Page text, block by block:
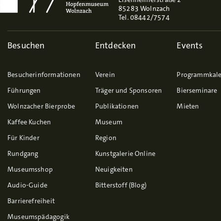
85283 Wolnzach
Tel. 08442/7574
Besuchen
Besucherinformationen
Führungen
Wolnzacher Bierprobe
Kaffee Kuchen
Für Kinder
Rundgang
Museumsshop
Audio-Guide
Barrierefreiheit
Museumspädagogik
Entdecken
Verein
Träger und Sponsoren
Publikationen
Museum
Region
Kunstgalerie Online
Neuigkeiten
Bitterstoff (Blog)
Events
Bierseminare
Mieten